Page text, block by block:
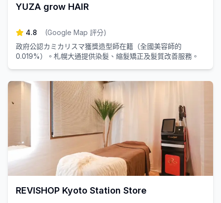
YUZA grow HAIR
4.8 (Google Map 評分)
政府公認カミカリスマ獲獎造型師在籍（全國美容師的
0.019%）。札幌大通提供染髮、縮髮矯正及髮質改善服務。
REVISHOP Kyoto Station Store